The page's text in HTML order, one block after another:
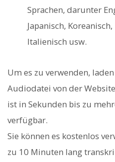
Sprachen, darunter
Japanisch,
Italienisch usw.
Um es zu verwenden,
Audiodatei von der
ist in Sekunden bis zu
verfügbar.
Sie können es kostenlos
zu 10 Minuten lang